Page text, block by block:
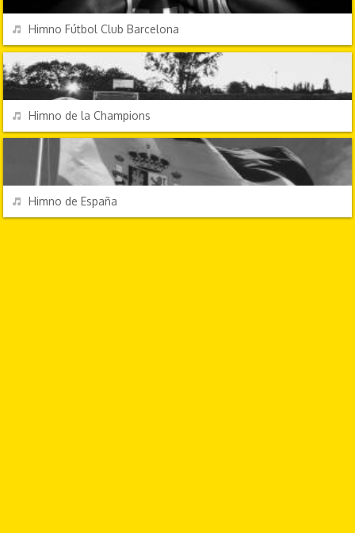
REPRODUCIR
Himno Fútbol Club Barcelona
REPRODUCIR
Himno de la Champions
REPRODUCIR
Himno de España